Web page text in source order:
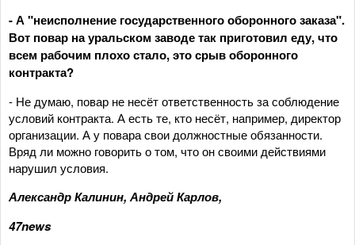
- А "неисполнение государственного оборонного заказа".
Вот повар на уральском заводе так приготовил еду, что
всем рабочим плохо стало, это срыв оборонного
контракта?
- Не думаю, повар не несёт ответственность за соблюдение
условий контракта. А есть те, кто несёт, например, директор
организации. А у повара свои должностные обязанности.
Вряд ли можно говорить о том, что он своими действиями
нарушил условия.
Александр Калинин, Андрей Карлов,
47news